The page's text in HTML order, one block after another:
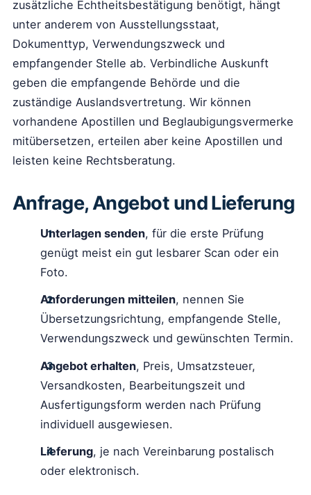
zusätzliche Echtheitsbestätigung benötigt, hängt
unter anderem von Ausstellungsstaat,
Dokumenttyp, Verwendungszweck und
empfangender Stelle ab. Verbindliche Auskunft
geben die empfangende Behörde und die
zuständige Auslandsvertretung. Wir können
vorhandene Apostillen und Beglaubigungsvermerke
mitübersetzen, erteilen aber keine Apostillen und
leisten keine Rechtsberatung.
Anfrage, Angebot und Lieferung
Unterlagen senden, für die erste Prüfung
genügt meist ein gut lesbarer Scan oder ein
Foto.
Anforderungen mitteilen, nennen Sie
Übersetzungsrichtung, empfangende Stelle,
Verwendungszweck und gewünschten Termin.
Angebot erhalten, Preis, Umsatzsteuer,
Versandkosten, Bearbeitungszeit und
Ausfertigungsform werden nach Prüfung
individuell ausgewiesen.
Lieferung, je nach Vereinbarung postalisch
oder elektronisch.